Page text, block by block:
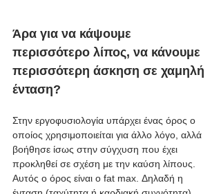
Άρα για να κάψουμε
περισσότερο λίπος, να κάνουμε
περισσότερη άσκηση σε χαμηλή
ένταση?
Στην εργοφυσιολογία υπάρχει ένας όρος ο
οποίος χρησιμοποιείται για άλλο λόγο, αλλά
βοήθησε ίσως στην σύγχυση που έχει
προκληθεί σε σχέση με την καύση λίπους.
Αυτός ο όρος είναι ο fat max. Δηλαδή η